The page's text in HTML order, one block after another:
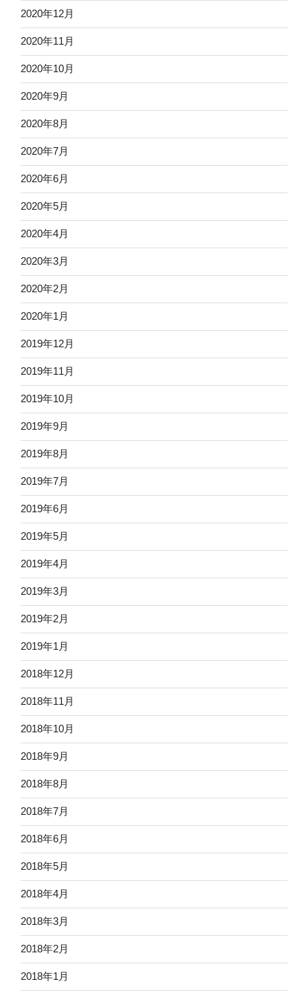
2020年12月
2020年11月
2020年10月
2020年9月
2020年8月
2020年7月
2020年6月
2020年5月
2020年4月
2020年3月
2020年2月
2020年1月
2019年12月
2019年11月
2019年10月
2019年9月
2019年8月
2019年7月
2019年6月
2019年5月
2019年4月
2019年3月
2019年2月
2019年1月
2018年12月
2018年11月
2018年10月
2018年9月
2018年8月
2018年7月
2018年6月
2018年5月
2018年4月
2018年3月
2018年2月
2018年1月